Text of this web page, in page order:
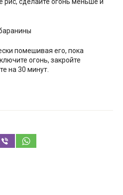
рис, сделайте огонь меньше и
помешивая его, пока
огонь, закройте
на 30 минут.